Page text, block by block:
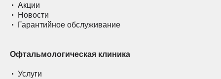
Акции
Новости
Гарантийное обслуживание
Офтальмологическая клиника
Услуги